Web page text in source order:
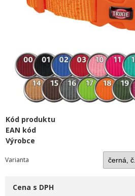
Kód produktu
EAN kód
Výrobce
Varianta
Cena s DPH